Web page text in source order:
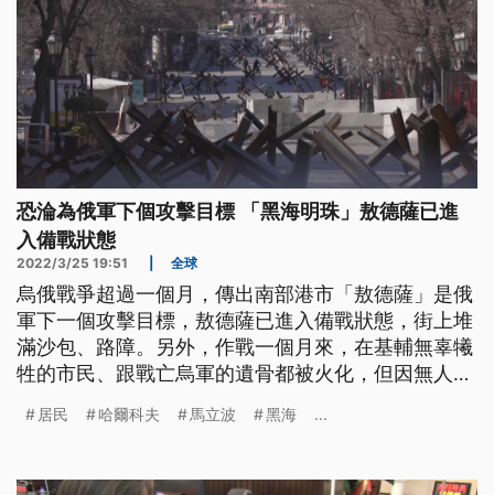
恐淪為俄軍下個攻擊目標 「黑海明珠」敖德薩已進
入備戰狀態
2022/3/25 19:51 全球
烏俄戰爭超過一個月，傳出南部港市「敖德薩」是俄
軍下一個攻擊目標，敖德薩已進入備戰狀態，街上堆
滿沙包、路障。另外，作戰一個月來，在基輔無辜犧
牲的市民、跟戰亡烏軍的遺骨都被火化，但因無人認
居民 哈爾科夫 馬立波 黑海 ...